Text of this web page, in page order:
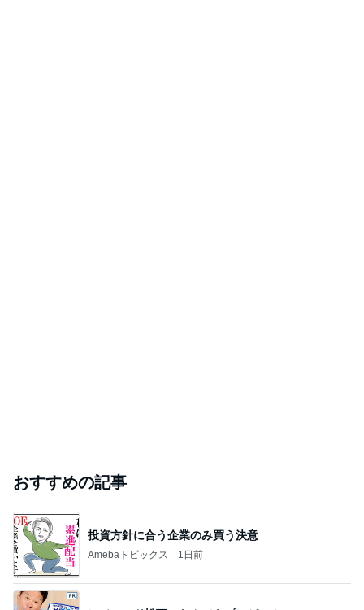
おすすめの記事
投資方針に合う企業のみ買う決意
Amebaトピックス 1日前